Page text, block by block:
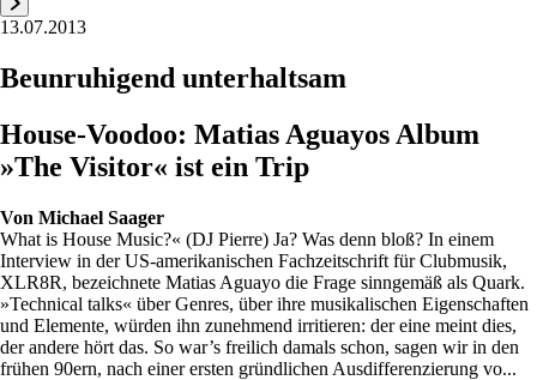
13.07.2013
Beunruhigend unterhaltsam
House-Voodoo: Matias Aguayos Album
»The Visitor« ist ein Trip
Von Michael Saager
What is House Music?« (DJ Pierre) Ja? Was denn bloß? In einem
Interview in der US-amerikanischen Fachzeitschrift für Clubmusik,
XLR8R, bezeichnete Matias Aguayo die Frage sinngemäß als Quark.
»Technical talks« über Genres, über ihre musikalischen Eigenschaften
und Elemente, würden ihn zunehmend irritieren: der eine meint dies,
der andere hört das. So war’s freilich damals schon, sagen wir in den
frühen 90ern, nach einer ersten gründlichen Ausdifferenzierung vo...